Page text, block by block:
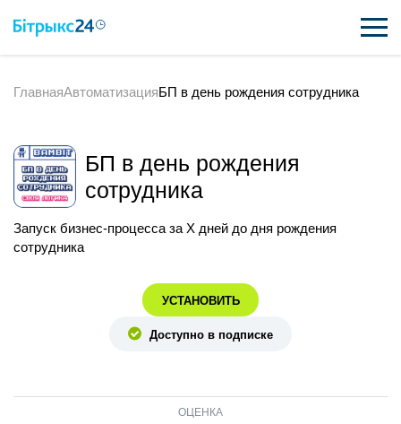
ВОЗМОЖНОСТИ
ИНТЕГРАЦИИ
ПОЛЕЗНОЕ
ВХОД
ГлавнаяАвтоматизацияБП в день рождения сотрудника
БП в день рождения
сотрудника
Запуск бизнес-процесса за Х дней до дня рождения
сотрудника
УСТАНОВИТЬ
Доступно в подписке
ОЦЕНКА